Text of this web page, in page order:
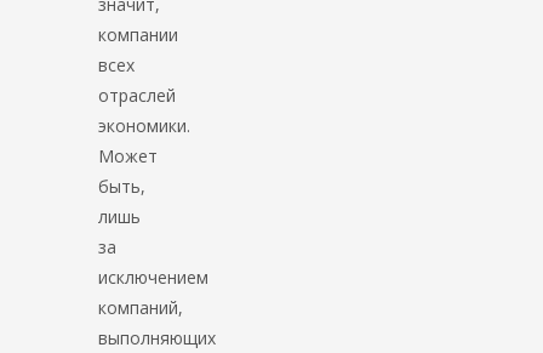
компании
всех
отраслей
экономики.
Может
быть,
лишь
за
исключением
компаний,
выполняющих